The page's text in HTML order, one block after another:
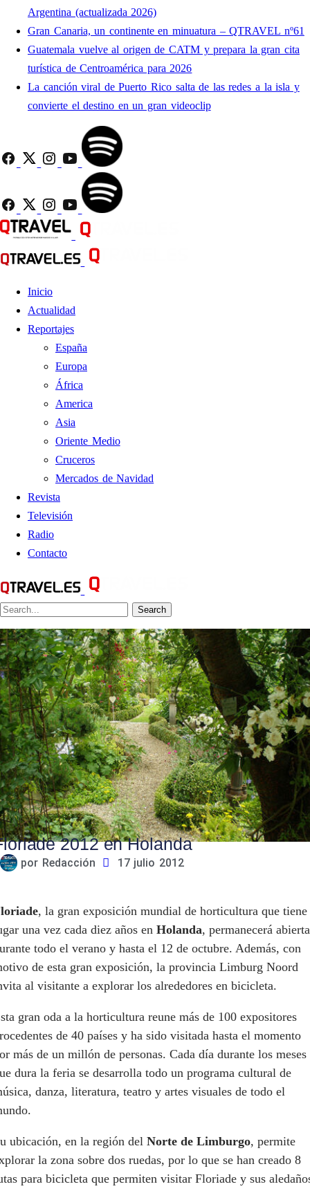
Argentina (actualizada 2026)
Gran Canaria, un continente en minuatura – QTRAVEL nº61
Guatemala vuelve al origen de CATM y prepara la gran cita
turística de Centroamérica para 2026
La canción viral de Puerto Rico salta de las redes a la isla y
convierte el destino en un gran videoclip
Inicio
Actualidad
Reportajes
España
Europa
África
America
Asia
Oriente Medio
Cruceros
Mercados de Navidad
Revista
Televisión
Radio
Contacto
Search
2012 en Holanda
por Redacción 17 julio 2012
, la gran exposición mundial de horticultura que tiene
una vez cada diez años en Holanda, permanecerá abierta
todo el verano y hasta el 12 de octubre. Además, con
de esta gran exposición, la provincia Limburg Noord
al visitante a explorar los alrededores en bicicleta.
gran oda a la horticultura reune más de 100 expositores
de 40 países y ha sido visitada hasta el momento
más de un millón de personas. Cada día durante los meses
dura la feria se desarrolla todo un programa cultural de
danza, literatura, teatro y artes visuales de todo el
ubicación, en la región del Norte de Limburgo, permite
la zona sobre dos ruedas, por lo que se han creado 8
para bicicleta que permiten visitar Floriade y sus